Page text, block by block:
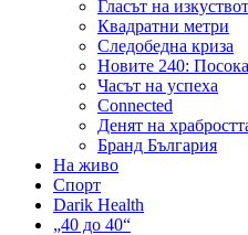
Гласът на
Квадратни метри
Следобедна криза
Новите 240:
Часът на успеха
Connected
Денят на
Бранд България
На живо
Спорт
Darik Health
„40 до 40“